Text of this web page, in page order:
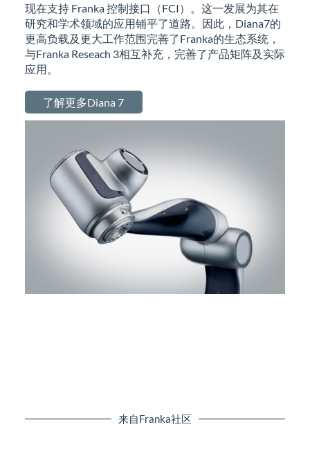
现在支持 Franka 控制接口（FCI）。这一发展为其在
研究和学术领域的应用铺平了道路。因此，Diana7的
更高负载及更大工作范围完善了Franka的生态系统，
与Franka Reseach 3相互补充，完善了产品矩阵及实际
应用。
了解更多Diana 7
来自Franka社区